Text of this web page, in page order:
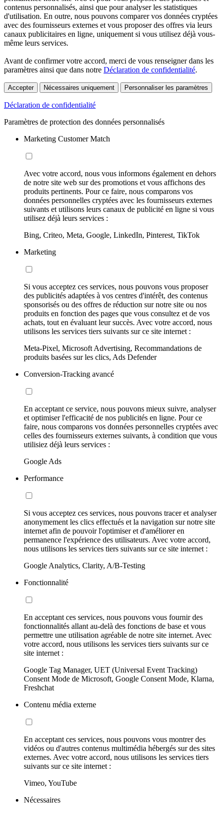
contenus personnalisés, ainsi que pour analyser les statistiques
d'utilisation. En outre, nous pouvons comparer vos données cryptées
avec des fournisseurs externes et vous proposer des offres via leurs
canaux publicitaires en ligne, uniquement si vous utilisez déjà vous-
même leurs services.
Avant de confirmer votre accord, merci de vous renseigner dans les
paramètres ainsi que dans notre Déclaration de confidentialité.
Accepter Nécessaires uniquement Personnaliser les paramètres
Déclaration de confidentialité
Paramètres de protection des données personnalisés
Marketing Customer Match
Avec votre accord, nous vous informons également en dehors
de notre site web sur des promotions et vous affichons des
produits pertinents. Pour ce faire, nous comparons vos
données personnelles cryptées avec les fournisseurs externes
suivants et utilisons leurs canaux de publicité en ligne si vous
utilisez déjà leurs services :
Bing, Criteo, Meta, Google, LinkedIn, Pinterest, TikTok
Marketing
Si vous acceptez ces services, nous pouvons vous proposer
des publicités adaptées à vos centres d'intérêt, des contenus
sponsorisés ou des offres de réduction sur notre site ou nos
produits en fonction des pages que vous consultez et de vos
achats, tout en évaluant leur succès. Avec votre accord, nous
utilisons les services tiers suivants sur ce site internet :
Meta-Pixel, Microsoft Advertising, Recommandations de
produits basées sur les clics, Ads Defender
Conversion-Tracking avancé
En acceptant ce service, nous pouvons mieux suivre, analyser
et optimiser l'efficacité de nos publicités en ligne. Pour ce
faire, nous comparons vos données personnelles cryptées avec
celles des fournisseurs externes suivants, à condition que vous
utilisiez déjà leurs services :
Google Ads
Performance
Si vous acceptez ces services, nous pouvons tracer et analyser
anonymement les clics effectués et la navigation sur notre site
internet afin de pouvoir l'optimiser et d'améliorer en
permanence l'expérience des utilisateurs. Avec votre accord,
nous utilisons les services tiers suivants sur ce site internet :
Google Analytics, Clarity, A/B-Testing
Fonctionnalité
En acceptant ces services, nous pouvons vous fournir des
fonctionnalités allant au-delà des fonctions de base et vous
permettre une utilisation agréable de notre site internet. Avec
votre accord, nous utilisons les services tiers suivants sur ce
site internet :
Google Tag Manager, UET (Universal Event Tracking)
Consent Mode de Microsoft, Google Consent Mode, Klarna,
Freshchat
Contenu média externe
En acceptant ces services, nous pouvons vous montrer des
vidéos ou d'autres contenus multimédia hébergés sur des sites
externes. Avec votre accord, nous utilisons les services tiers
suivants sur ce site internet :
Vimeo, YouTube
Nécessaires